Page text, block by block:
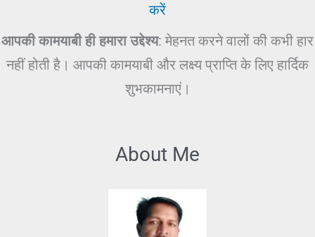
करें
आपकी कामयाबी ही हमारा उद्देश्य: मेहनत करने वालों की कभी हार
नहीं होती है। आपकी कामयाबी और लक्ष्य प्राप्ति के लिए हार्दिक
शुभकामनाएं।
About Me